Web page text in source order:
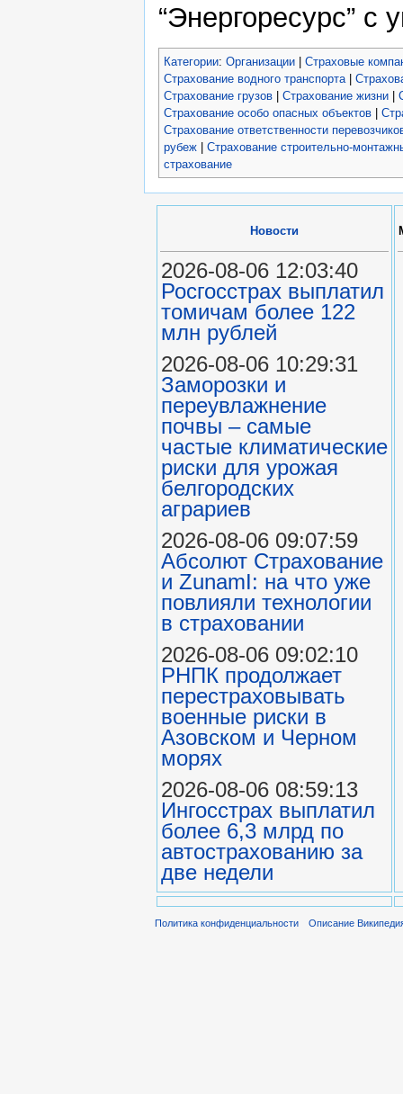
“Энергоресурс” с
Категории: Организации | Страховые
Страхование водного транспорта |
Страхование грузов | Страхование жизни |
Страхование особо опасных объектов |
Страхование ответственности
рубеж | Страхование строительно-
страхование
Новости
2026-08-06 12:03:40
Росгосстрах выплатил
томичам более 122
млн рублей
2026-08-06 10:29:31
Заморозки и
переувлажнение
почвы – самые
частые климатические
риски для урожая
белгородских
аграриев
2026-08-06 09:07:59
Абсолют Страхование
и ZunamI: на что уже
повлияли технологии
в страховании
2026-08-06 09:02:10
РНПК продолжает
перестраховывать
военные риски в
Азовском и Черном
морях
2026-08-06 08:59:13
Ингосстрах выплатил
более 6,3 млрд по
автострахованию за
две недели
Политика конфиденциальности Описание